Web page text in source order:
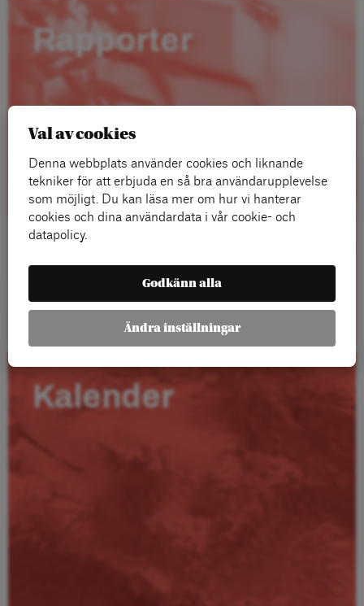
Rapporter
Läs mer
Kalender
Val av cookies
Denna webbplats använder cookies och liknande
tekniker för att erbjuda en så bra användarupplevelse
som möjligt. Du kan läsa mer om hur vi hanterar
cookies och dina användardata i vår cookie- och
datapolicy.
Godkänn alla
Ändra inställningar